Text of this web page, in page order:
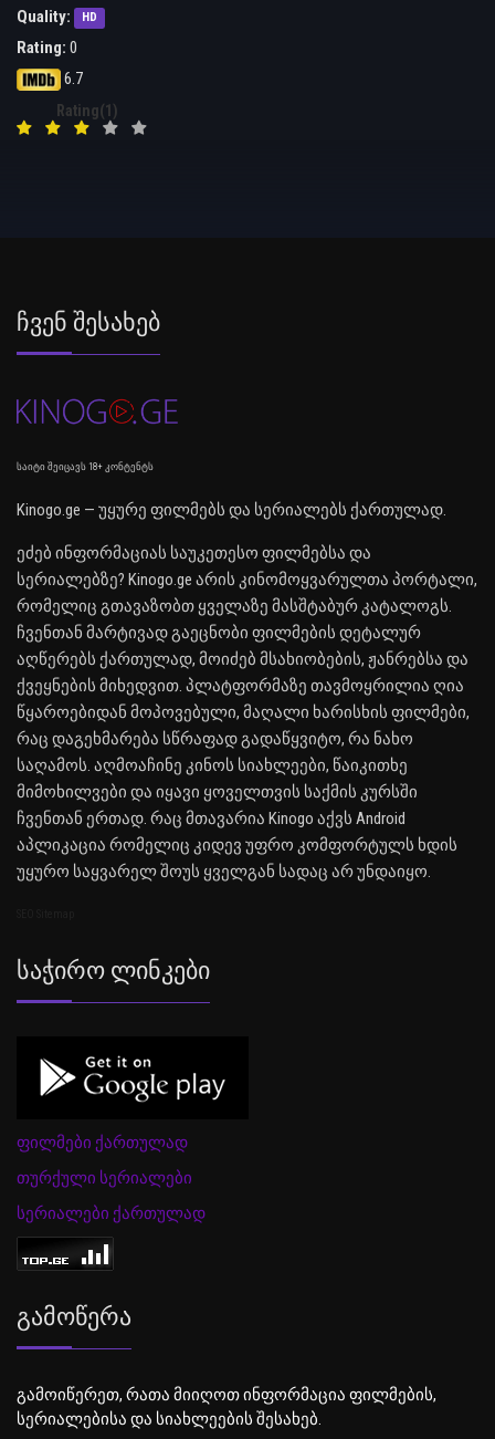
Quality:
HD
Rating: 0
6.7
Rating(1)
Ჩვენ Შესახებ
საიტი შეიცავს 18+ კონტენტს
Kinogo.ge — უყურე ფილმებს და სერიალებს ქართულად.
ეძებ ინფორმაციას საუკეთესო ფილმებსა და
სერიალებზე? Kinogo.ge არის კინომოყვარულთა პორტალი,
რომელიც გთავაზობთ ყველაზე მასშტაბურ კატალოგს.
ჩვენთან მარტივად გაეცნობი ფილმების დეტალურ
აღწერებს ქართულად, მოიძებ მსახიობების, ჟანრებსა და
ქვეყნების მიხედვით. პლატფორმაზე თავმოყრილია ღია
წყაროებიდან მოპოვებული, მაღალი ხარისხის ფილმები,
რაც დაგეხმარება სწრაფად გადაწყვიტო, რა ნახო
საღამოს. აღმოაჩინე კინოს სიახლეები, წაიკითხე
მიმოხილვები და იყავი ყოველთვის საქმის კურსში
ჩვენთან ერთად. რაც მთავარია Kinogo აქვს Android
აპლიკაცია რომელიც კიდევ უფრო კომფორტულს ხდის
უყურო საყვარელ შოუს ყველგან სადაც არ უნდაიყო.
Საჭირო Ლინკები
ფილმები ქართულად
თურქული სერიალები
სერიალები ქართულად
Გამოწერა
გამოიწერეთ, რათა მიიღოთ ინფორმაცია ფილმების,
სერიალებისა და სიახლეების შესახებ.